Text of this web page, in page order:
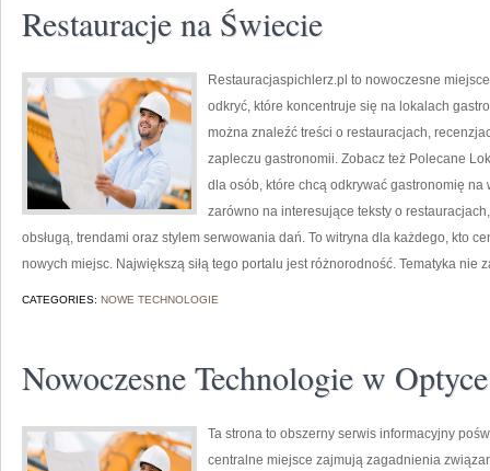
Restauracje na Świecie
Restauracjaspichlerz.pl to nowoczesne
odkryć, które koncentruje się na lokalach
można znaleźć treści o restauracjach,
zapleczu gastronomii. Zobacz też Polecane
dla osób, które chcą odkrywać gastronomię
zarówno na interesujące teksty o
obsługą, trendami oraz stylem serwowania dań. To witryna dla każdego, kto
nowych miejsc. Największą siłą tego portalu jest różnorodność. Tematyka nie
CATEGORIES: NOWE TECHNOLOGIE
Nowoczesne Technologie w Optyce
Ta strona to obszerny serwis informacyjny
centralne miejsce zajmują zagadnienia